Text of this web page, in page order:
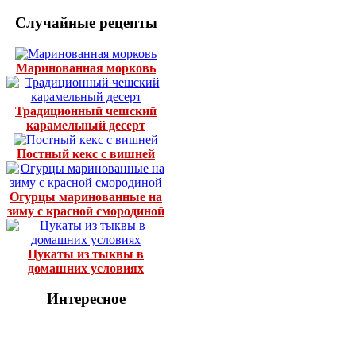
Случайные рецепты
Маринованная морковь
Традиционный чешский
карамельный десерт
Постный кекс с вишней
Огурцы маринованные на
зиму с красной смородиной
Цукаты из тыквы в
домашних условиях
Интересное